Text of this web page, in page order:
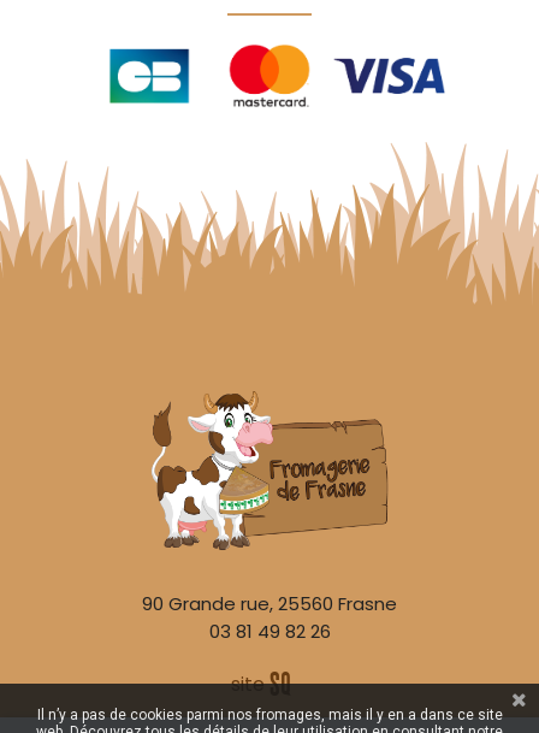
90 Grande rue, 25560 Frasne
03 81 49 82 26
siteS
é
q
uaNe
Il n’y a pas de cookies parmi nos fromages, mais il y en a dans ce site